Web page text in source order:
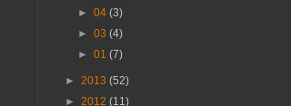
►04(3)
►03(4)
►01(7)
► 2013 (52)
► 2012 (11)